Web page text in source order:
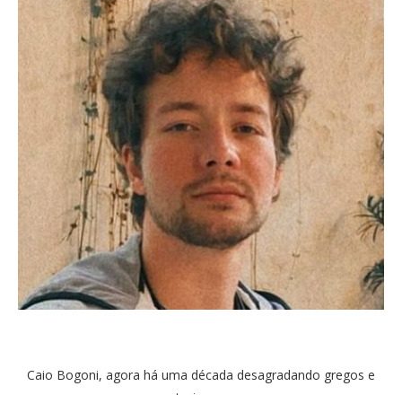
Caio Bogoni, agora há uma década desagradando gregos e